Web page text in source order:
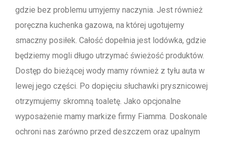
gdzie bez problemu umyjemy naczynia. Jest również
poręczna kuchenka gazowa, na której ugotujemy
smaczny posiłek. Całość dopełnia jest lodówka, gdzie
będziemy mogli długo utrzymać świeżość produktów.
Dostęp do bieżącej wody mamy również z tyłu auta w
lewej jego części. Po dopięciu słuchawki prysznicowej
otrzymujemy skromną toaletę. Jako opcjonalne
wyposażenie mamy markize firmy Fiamma. Doskonale
ochroni nas zarówno przed deszczem oraz upalnym